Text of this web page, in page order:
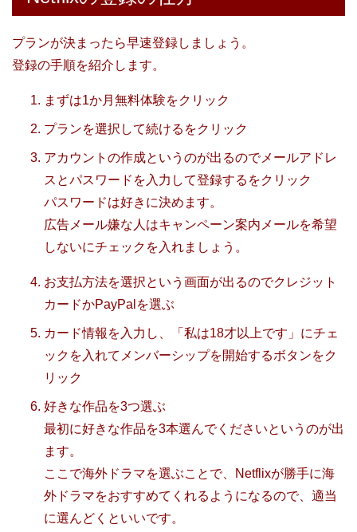
プランが決まったら早速登録しましょう。
登録の手順を紹介します。
まずは1か月無料体験をクリック
プランを選択して続けるをクリック
アカウントの作成というのが出るのでメールアドレ
スとパスワードを入力して登録するをクリック
パスワードは好きに決めます。
広告メール嫌な人はキャンペーン案内メールを希望
しないにチェックを入れましょう。
お支払方法を選択という画面が出るのでクレジット
カードかPayPalを選ぶ
カード情報を入力し、「私は18才以上です」にチェ
ックを入れてメンバーシップを開始するボタンをク
リック
好きな作品を3つ選ぶ
最初に好きな作品を3本選んでくださいというのが出
ます。
ここで海外ドラマを選ぶことで、Netflixが勝手に海
外ドラマをおすすめてくれるようになるので、適当
に選んどくといいです。